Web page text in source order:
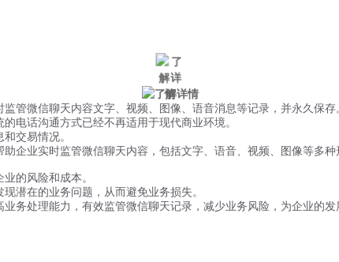
管微信聊天内容文字、视频、图像、语音消息等记录，并永久保存
电话沟通方式已经不再适用于现代商业环境。
交易情况。
企业实时监管微信聊天内容，包括文字、语音、视频、图像等多种
的风险和成本。
潜在的业务问题，从而避免业务损失。
务处理能力，有效监管微信聊天记录，减少业务风险，为企业的发